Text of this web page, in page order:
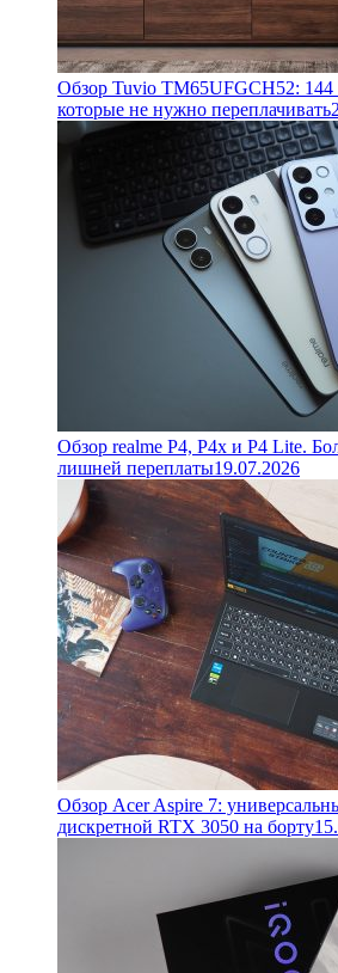
Обзор Tuvio TM65UFGCH52:
которые не нужно переплачивать
Обзор realme P4, P4x и P4 Lite.
лишней переплаты19.07.2026
Обзор Acer Aspire 7:
дискретной RTX 3050 на борту